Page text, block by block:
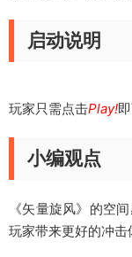
启动说明
玩家只需点击Play!
小编观点
《矢量旋风》的空
玩家带来更好的冲击